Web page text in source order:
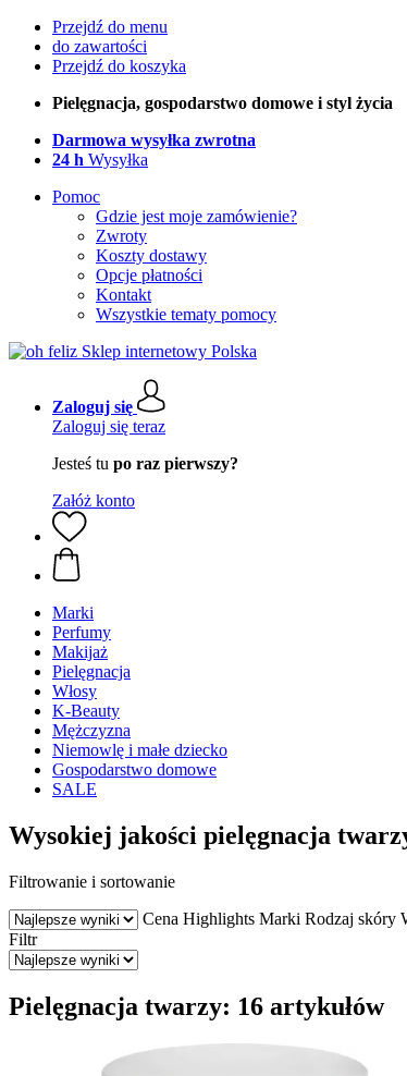
Przejdź do menu
do zawartości
Przejdź do koszyka
Pielęgnacja, gospodarstwo domowe i styl życia
Darmowa wysyłka zwrotna
24 h Wysyłka
Pomoc
Gdzie jest moje zamówienie?
Zwroty
Koszty dostawy
Opcje płatności
Kontakt
Wszystkie tematy pomocy
Zaloguj się
Zaloguj się teraz
Jesteś tu po raz pierwszy?
Załóż konto
Marki
Perfumy
Makijaż
Pielęgnacja
Włosy
K-Beauty
Mężczyzna
Niemowlę i małe dziecko
Gospodarstwo domowe
SALE
Wysokiej jakości pielęgnacja
Filtrowanie i sortowanie
Cena Highlights Marki Rodzaj skóry
Filtr
Pielęgnacja twarzy: 16 artykułów